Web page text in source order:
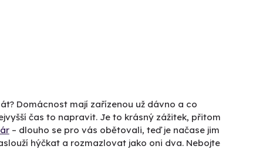
Domácnost mají zařízenou už dávno a co
čas to napravit. Je to krásný zážitek, přitom
– dlouho se pro vás obětovali, teď je načase jim
hýčkat a rozmazlovat jako oni dva. Nebojte